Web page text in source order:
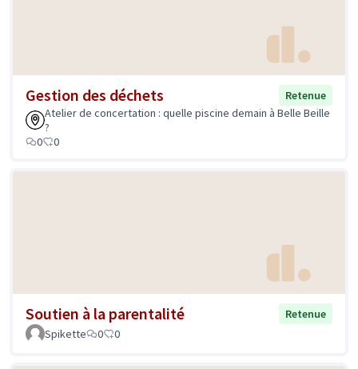
Gestion des déchets
Retenue
Atelier de concertation : quelle piscine demain à Belle Beille
?
0
0
Soutien à la parentalité
Retenue
Spikette
0 0